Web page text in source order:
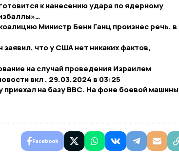
к нанесению удара по ядерному
Министр Бени Ганц произнес речь, в
что у США нет никаких фактов,
на случай проведения Израилем
вкл . 29.03.2024 в 03:25
приехал на базу ВВС. На фоне боевой машины
Facebook